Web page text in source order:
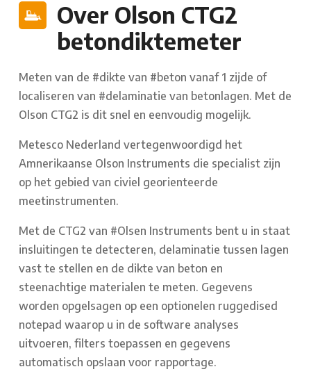
Over Olson CTG2
betondiktemeter
Meten van de #dikte van #beton vanaf 1 zijde of
localiseren van #delaminatie van betonlagen. Met de
Olson CTG2 is dit snel en eenvoudig mogelijk.
Metesco Nederland vertegenwoordigd het
Amnerikaanse Olson Instruments die specialist zijn
op het gebied van civiel georienteerde
meetinstrumenten.
Met de CTG2 van #Olsen Instruments bent u in staat
insluitingen te detecteren, delaminatie tussen lagen
vast te stellen en de dikte van beton en
steenachtige materialen te meten. Gegevens
worden opgelsagen op een optionelen ruggedised
notepad waarop u in de software analyses
uitvoeren, filters toepassen en gegevens
automatisch opslaan voor rapportage.